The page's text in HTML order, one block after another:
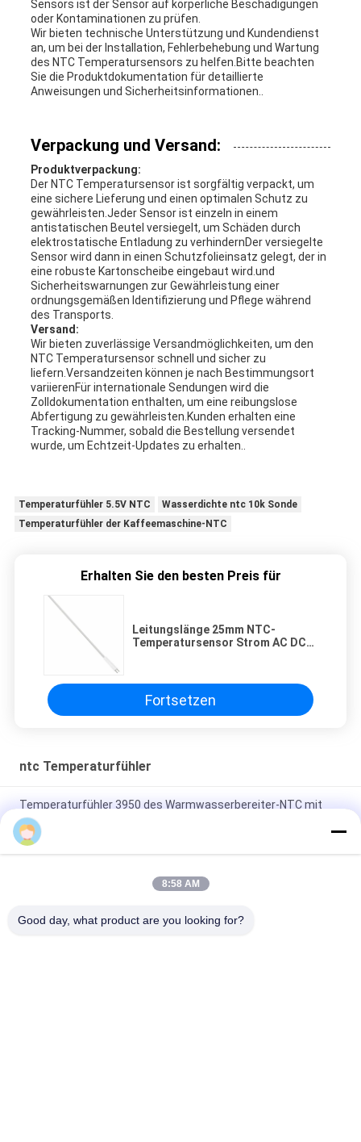
Sensors ist der Sensor auf körperliche Beschädigungen
oder Kontaminationen zu prüfen.
Wir bieten technische Unterstützung und Kundendienst
an, um bei der Installation, Fehlerbehebung und Wartung
des NTC Temperatursensors zu helfen.Bitte beachten
Sie die Produktdokumentation für detaillierte
Anweisungen und Sicherheitsinformationen..
Verpackung und Versand:
Produktverpackung:
Der NTC Temperatursensor ist sorgfältig verpackt, um
eine sichere Lieferung und einen optimalen Schutz zu
gewährleisten.Jeder Sensor ist einzeln in einem
antistatischen Beutel versiegelt, um Schäden durch
elektrostatische Entladung zu verhindernDer versiegelte
Sensor wird dann in einen Schutzfolieinsatz gelegt, der in
eine robuste Kartonscheibe eingebaut wird.und
Sicherheitswarnungen zur Gewährleistung einer
ordnungsgemäßen Identifizierung und Pflege während
des Transports.
Versand:
Wir bieten zuverlässige Versandmöglichkeiten, um den
NTC Temperatursensor schnell und sicher zu
liefern.Versandzeiten können je nach Bestimmungsort
variierenFür internationale Sendungen wird die
Zolldokumentation enthalten, um eine reibungslose
Abfertigung zu gewährleisten.Kunden erhalten eine
Tracking-Nummer, sobald die Bestellung versendet
wurde, um Echtzeit-Updates zu erhalten..
Temperaturfühler 5.5V NTC
Wasserdichte ntc 10k Sonde
Temperaturfühler der Kaffeemaschine-NTC
Erhalten Sie den besten Preis für
Leitungslänge 25mm NTC-
Temperatursensor Strom AC DC
Detektionslösungen
Fortsetzen
ntc Temperaturfühler
Temperaturfühler 3950 des Warmwasserbereiter-NTC mit
Plastikmetall
Des Wechselstrom-Heizungs-NTC breite 3950
Temperaturspanne Thermistor-Temperaturfühler-10K 1%
10k des Anschlusses NTC 3950 in PVC
8:58 AM
Good day, what product are you looking for?